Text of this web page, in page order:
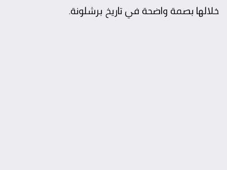
خلالها بصمة واضحة في تاريخ برشلونة.